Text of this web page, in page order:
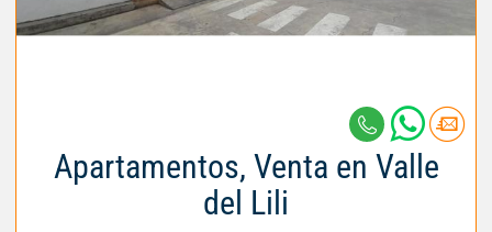
Apartamentos, Venta en Valle
del Lili